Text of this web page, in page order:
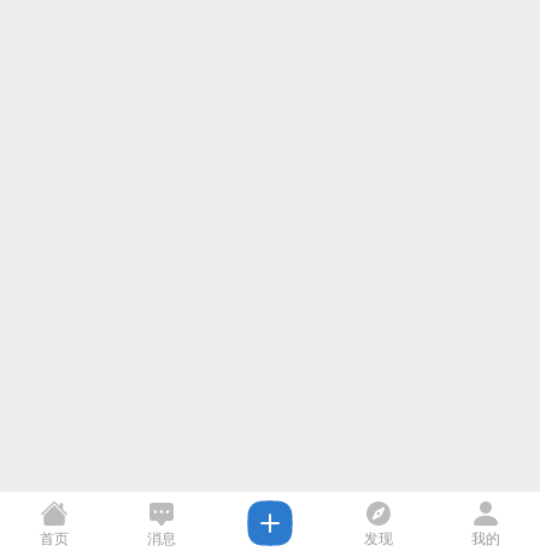
首页 消息 发现 我的